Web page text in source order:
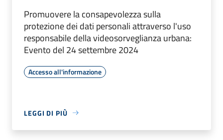
Promuovere la consapevolezza sulla
protezione dei dati personali attraverso l'uso
responsabile della videosorveglianza urbana:
Evento del 24 settembre 2024
Accesso all'informazione
LEGGI DI PIÙ